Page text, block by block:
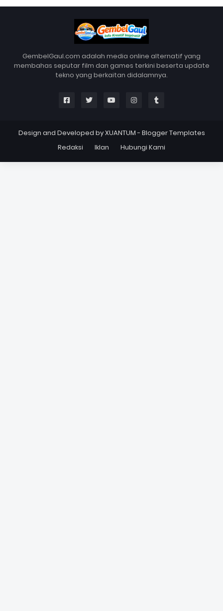
GembelGaul.com adalah media online alternatif yang
membahas seputar film dan games terkini beserta update
tekno yang berkaitan didalamnya.
Design and Developed byXUANTUM- Blogger Templates
Redaksi
Iklan Hubungi Kami